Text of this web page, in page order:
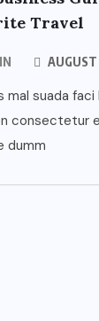
Travel
mal suada
consectetur
dumm